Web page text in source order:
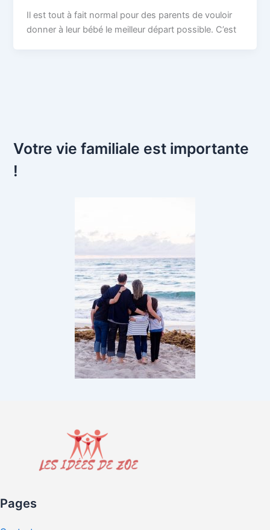
Il est tout à fait normal pour des parents de vouloir
donner à leur bébé le meilleur départ possible. C’est
Votre vie familiale est importante
!
Pages